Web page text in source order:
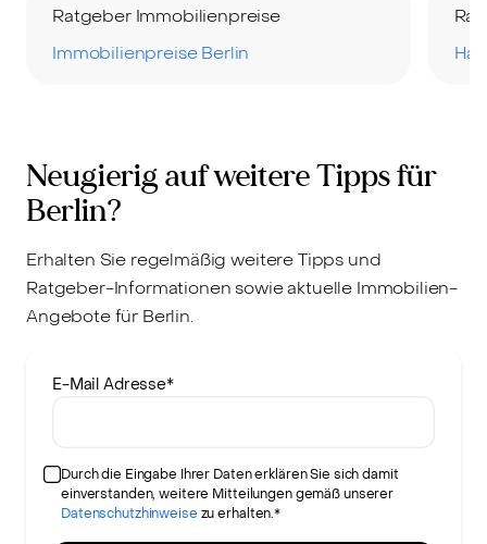
Ratgeber Immobilienpreise
Immobilienpreise Berlin
Neugierig auf weitere Tipps für
Berlin?
Erhalten Sie regelmäßig weitere Tipps und
Ratgeber-Informationen sowie aktuelle Immobilien-
Angebote für Berlin.
E-Mail Adresse*
Durch die Eingabe Ihrer Daten erklären Sie sich damit
einverstanden, weitere Mitteilungen gemäß unserer
Datenschutzhinweise zu erhalten.*